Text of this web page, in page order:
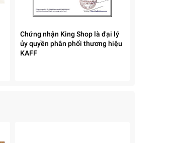
Chứng nhận King Shop là đại lý
ủy quyền phân phối thương hiệu
KAFF